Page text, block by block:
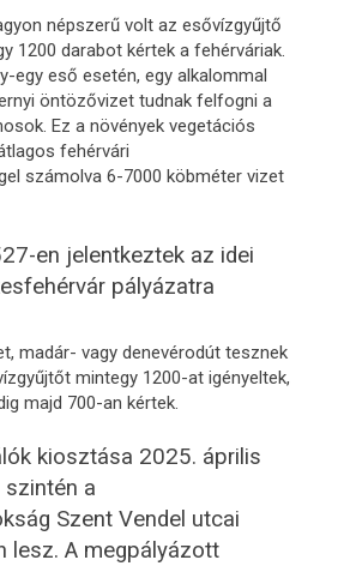
népszerű volt az esővízgyűjtő
1200 darabot kértek a fehérváriak.
egy eső esetén, egy alkalommal
öntözővizet tudnak felfogni a
Ez a növények vegetációs
fehérvári
számolva 6-7000 köbméter vizet
en jelentkeztek az idei
pályázatra
madár- vagy denevérodút tesznek
mintegy 1200-at igényeltek,
majd 700-an kértek.
kiosztása 2025. április
a
Szent Vendel utcai
lesz. A megpályázott